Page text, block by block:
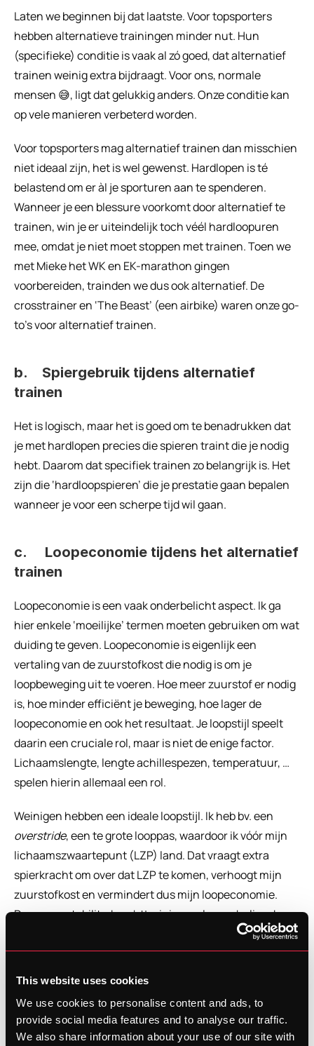
This website uses cookies
We use cookies to personalise content and ads, to
provide social media features and to analyse our traffic.
We also share information about your use of our site with
Laten we beginnen bij dat laatste. Voor topsporters
hebben alternatieve trainingen minder nut. Hun
(specifieke) conditie is vaak al zó goed, dat alternatief
trainen weinig extra bijdraagt. Voor ons, normale
mensen 😅, ligt dat gelukkig anders. Onze conditie kan
op vele manieren verbeterd worden.
Voor topsporters mag alternatief trainen dan misschien
niet ideaal zijn, het is wel gewenst. Hardlopen is té
belastend om er àl je sporturen aan te spenderen.
Wanneer je een blessure voorkomt door alternatief te
trainen, win je er uiteindelijk toch véél hardloopuren
mee, omdat je niet moet stoppen met trainen. Toen we
met Mieke het WK en EK-marathon gingen
voorbereiden, trainden we dus ook alternatief. De
crosstrainer en ‘The Beast’ (een airbike) waren onze go-
to’s voor alternatief trainen.
b.    Spiergebruik tijdens alternatief
trainen
Het is logisch, maar het is goed om te benadrukken dat
je met hardlopen precies die spieren traint die je nodig
hebt. Daarom dat specifiek trainen zo belangrijk is. Het
zijn die ‘hardloopspieren’ die je prestatie gaan bepalen
wanneer je voor een scherpe tijd wil gaan.
c.     Loopeconomie tijdens het alternatief
trainen
Loopeconomie is een vaak onderbelicht aspect. Ik ga
hier enkele ‘moeilijke’ termen moeten gebruiken om wat
duiding te geven. Loopeconomie is eigenlijk een
vertaling van de zuurstofkost die nodig is om je
loopbeweging uit te voeren. Hoe meer zuurstof er nodig
is, hoe minder efficiënt je beweging, hoe lager de
loopeconomie en ook het resultaat. Je loopstijl speelt
daarin een cruciale rol, maar is niet de enige factor.
Lichaamslengte, lengte achillespezen, temperatuur, …
spelen hierin allemaal een rol.
overstride, een te grote looppas, waardoor ik vóór mijn
lichaamszwaartepunt (LZP) land. Dat vraagt extra
spierkracht om over dat LZP te komen, verhoogt mijn
zuurstofkost en vermindert dus mijn loopeconomie.
Door core stability, krachttraining en loopscholing, kan
je hier aan werken. Core en kracht kan je daarom niet
los zien van hardlopen. Hot take: noem jezelf geen
fervent hardloper wanneer je je lichaam ook niet
belasting van hardlopen is zo groot bij elke stap die je zet
dat je je lichaam daar tegen moet wapenen.